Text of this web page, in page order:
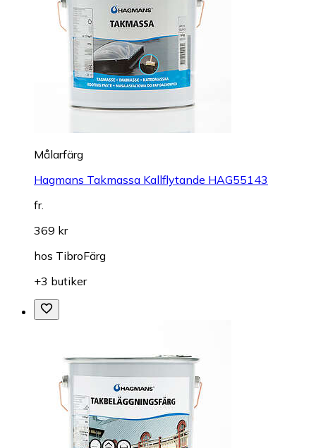
Målarfärg
Hagmans Takmassa Kallflytande HAG55143
fr.
369 kr
hos TibroFärg
+3 butiker